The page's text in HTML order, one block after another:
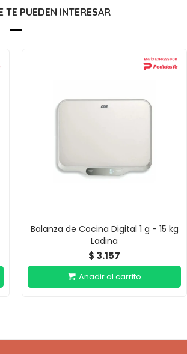
TE PUEDEN INTERESAR
Balanza de Cocina Digital 1 g - 15 kg
Ladina
$ 3.157